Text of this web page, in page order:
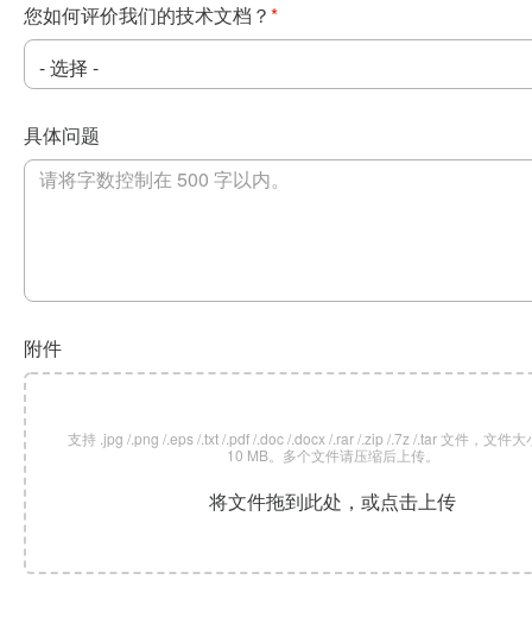
您如何评价我们的技术文档？ *
具体问题
附件
支持 .jpg /.png /.eps /.txt /.pdf /.doc /.docx /.rar /.zip /.7z /.tar 文件，文件大
10 MB。多个文件请压缩后上传。
将文件拖到此处，或点击上传